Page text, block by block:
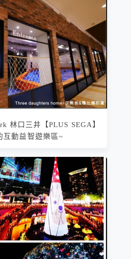
林口三井【PLUS SEGA】
互動益智遊樂區~